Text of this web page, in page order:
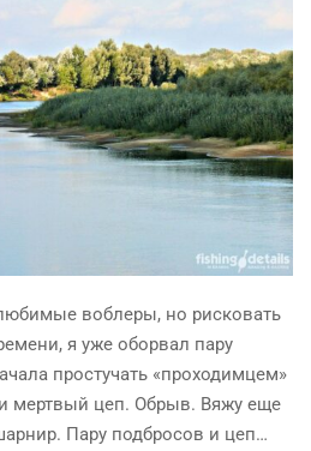
воблеры, но рисковать
я уже оборвал пару
простучать «проходимцем»
мертвый цеп. Обрыв. Вяжу еще
Пару подбросов и цеп…